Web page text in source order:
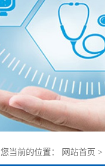
您当前的位置： 网站首页 >